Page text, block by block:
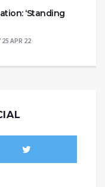
‘Standing
APR 22